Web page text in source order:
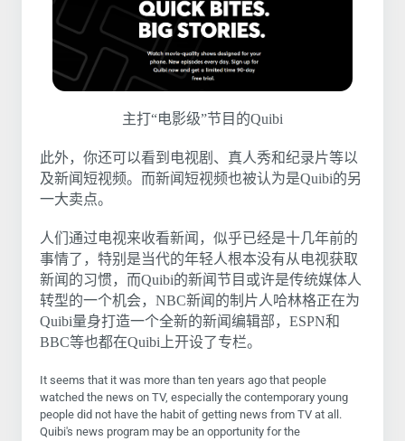
主打“电影级”节目的Quibi
此外，你还可以看到电视剧、真人秀和纪录片等以
及新闻短视频。而新闻短视频也被认为是Quibi的另
一大卖点。
人们通过电视来收看新闻，似乎已经是十几年前的
事情了，特别是当代的年轻人根本没有从电视获取
新闻的习惯，而Quibi的新闻节目或许是传统媒体人
转型的一个机会，NBC新闻的制片人哈林格正在为
Quibi量身打造一个全新的新闻编辑部，ESPN和
BBC等也都在Quibi上开设了专栏。
It seems that it was more than ten years ago that people
watched the news on TV, especially the contemporary young
people did not have the habit of getting news from TV at all.
Quibi's news program may be an opportunity for the